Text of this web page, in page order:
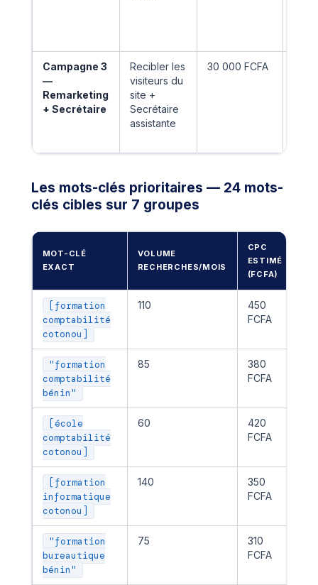
Campagne 3
—
Remarketing
+ Secrétaire
Recibler les
visiteurs du
site +
Secrétaire
assistante
30 000 FCFA
Les mots-clés prioritaires — 24 mots-
clés cibles sur 7 groupes
MOT-CLÉ
EXACT
VOLUME
RECHERCHES/MOIS
CPC
ESTIMÉ
(FCFA)
[formation
comptabilité
cotonou]
110
450
FCFA
"formation
comptabilité
bénin"
85
380
FCFA
[école
comptabilité
cotonou]
60
420
FCFA
[formation
informatique
cotonou]
140
350
FCFA
"formation
bureautique
bénin"
75
310
FCFA